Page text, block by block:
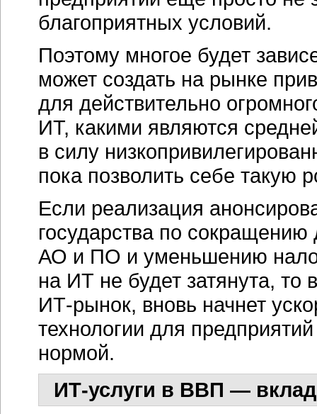
благоприятных условий.
Поэтому многое будет
может создать на рынке
для действительно
ИТ, какими являются
в силу
пока позволить себе такую
Если реализация
государства по
АО и ПО и уменьшению
на ИТ не будет затянута, то
ИТ-рынок, вновь начнет
технологии для
нормой.
ИТ-услуги в ВВП —